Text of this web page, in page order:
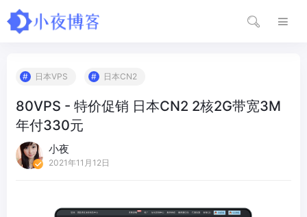
日本VPS 日本CN2
80VPS - 特价促销 日本CN2 2核2G带宽3M
年付330元
小夜
2021年11月12日